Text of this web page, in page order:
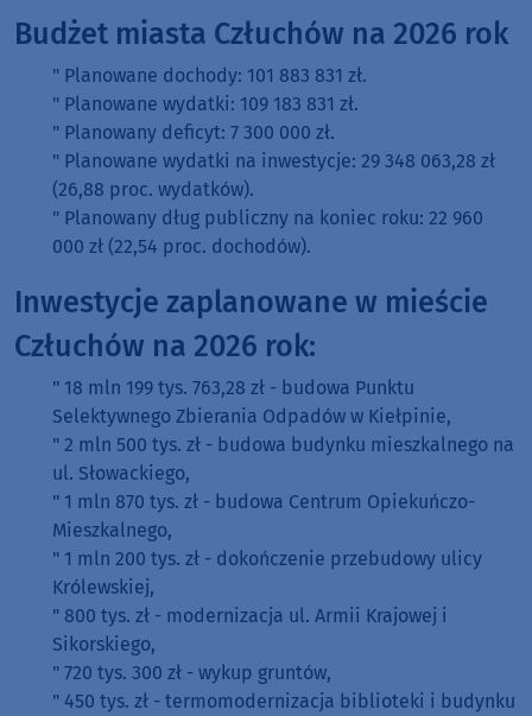
Budżet miasta Człuchów na 2026 rok
" Planowane dochody: 101 883 831 zł.
" Planowane wydatki: 109 183 831 zł.
" Planowany deficyt: 7 300 000 zł.
" Planowane wydatki na inwestycje: 29 348 063,28 zł
(26,88 proc. wydatków).
" Planowany dług publiczny na koniec roku: 22 960
000 zł (22,54 proc. dochodów).
Inwestycje zaplanowane w mieście
Człuchów na 2026 rok:
" 18 mln 199 tys. 763,28 zł - budowa Punktu
Selektywnego Zbierania Odpadów w Kiełpinie,
" 2 mln 500 tys. zł - budowa budynku mieszkalnego na
ul. Słowackiego,
" 1 mln 870 tys. zł - budowa Centrum Opiekuńczo-
Mieszkalnego,
" 1 mln 200 tys. zł - dokończenie przebudowy ulicy
Królewskiej,
" 800 tys. zł - modernizacja ul. Armii Krajowej i
Sikorskiego,
" 720 tys. 300 zł - wykup gruntów,
" 450 tys. zł - termomodernizacja biblioteki i budynku